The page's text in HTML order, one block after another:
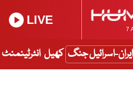
7
LIVE
ایران-اسرائیل جنگ کھیل انٹرٹینمنٹ